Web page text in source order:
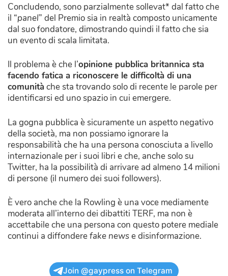
Concludendo, sono parzialmente sollevat* dal fatto che
il “panel” del Premio sia in realtà composto unicamente
dal suo fondatore, dimostrando quindi il fatto che sia
un evento di scala limitata.
Il problema è che l’opinione pubblica britannica sta
facendo fatica a riconoscere le difficoltà di una
comunitàche sta trovando solo di recente le parole per
identificarsi ed uno spazio in cui emergere.
La gogna pubblica è sicuramente un aspetto negativo
della società, ma non possiamo ignorare la
responsabilità che ha una persona conosciuta a livello
internazionale per i suoi libri e che, anche solo su
Twitter, ha la possibilità di arrivare ad almeno 14 milioni
di persone (il numero dei suoi followers).
È vero anche che la Rowling è una voce mediamente
moderata all’interno dei dibattiti TERF, ma non è
accettabile che una persona con questo potere mediale
continui a diffonderefake newse disinformazione.
Join @gaypress on Telegram